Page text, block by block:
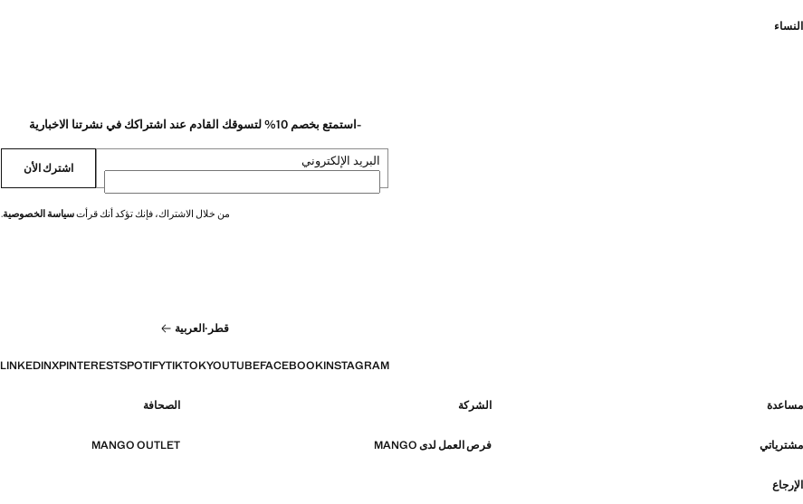
النساء
-استمتع بخصم 10% لتسوقك القادم عند اشتراكك في نشرتنا الاخبارية
البريد الإلكتروني اشترك الأن
من خلال الاشتراك، فإنك تؤكد أنك قرأتسياسة الخصوصية.
قطر ·العربية
INSTAGRAM
FACEBOOK
YOUTUBE
TIKTOK
SPOTIFY
PINTEREST
X
LINKEDIN
مساعدة الشركة الصحافة
مشترياتي فرص العمل لدى MANGO MANGO OUTLET
الإرجاع